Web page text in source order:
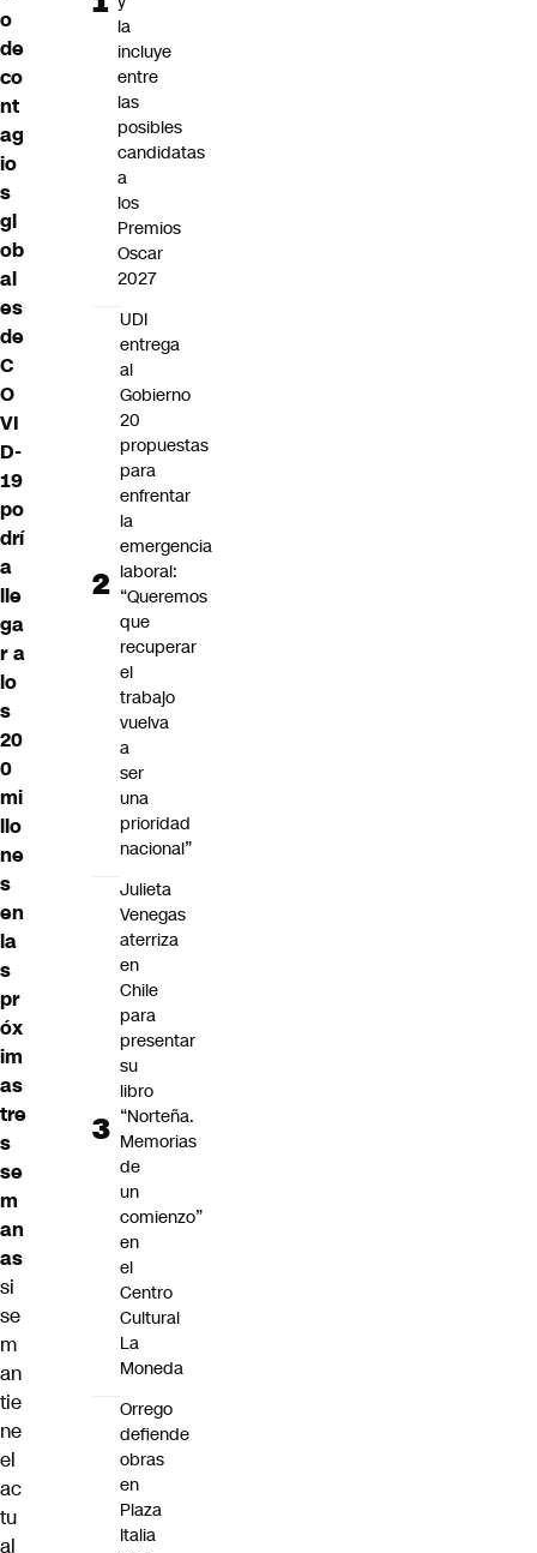
o
de
co
nt
ag
io
s
gl
ob
al
es
de
C
O
VI
D-
19
po
drí
a
lle
ga
r a
lo
s
20
0
mi
llo
ne
s
en
la
s
pr
óx
im
as
tre
s
se
m
an
as
si
se
m
an
tie
ne
el
ac
tu
al
la
incluye
entre
las
posibles
candidatas
a
los
Premios
Oscar
2027
UDI
entrega
al
Gobierno
20
propuestas
para
enfrentar
la
emergencia
laboral:
“Queremos
que
recuperar
el
trabajo
vuelva
a
ser
una
prioridad
nacional”
Julieta
Venegas
aterriza
en
Chile
para
presentar
su
libro
“Norteña.
Memorias
de
un
comienzo”
en
el
Centro
Cultural
La
Moneda
Orrego
defiende
obras
en
Plaza
Italia